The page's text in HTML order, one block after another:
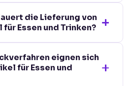
Bestellung bereits ab 10
Die genaue
finden Sie auf der
die Lieferung von
Essen und Trinken?
beträgt je nach
5-10 Werktage. Für
bieten wir Express-
eignen sich
für Essen und